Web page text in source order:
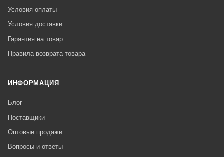
Условия оплаты
Условия доставки
Гарантия на товар
Правила возврата товара
ИНФОРМАЦИЯ
Блог
Поставщики
Оптовые продажи
Вопросы и ответы